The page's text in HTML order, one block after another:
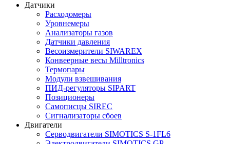
Датчики
Расходомеры
Уровнемеры
Анализаторы газов
Датчики давления
Весоизмерители SIWAREX
Конвеерные весы Milltronics
Термопары
Модули взвешивания
ПИД-регуляторы SIPART
Позиционеры
Самописцы SIREC
Сигнализаторы сбоев
Двигатели
Серводвигатели SIMOTICS S-1FL6